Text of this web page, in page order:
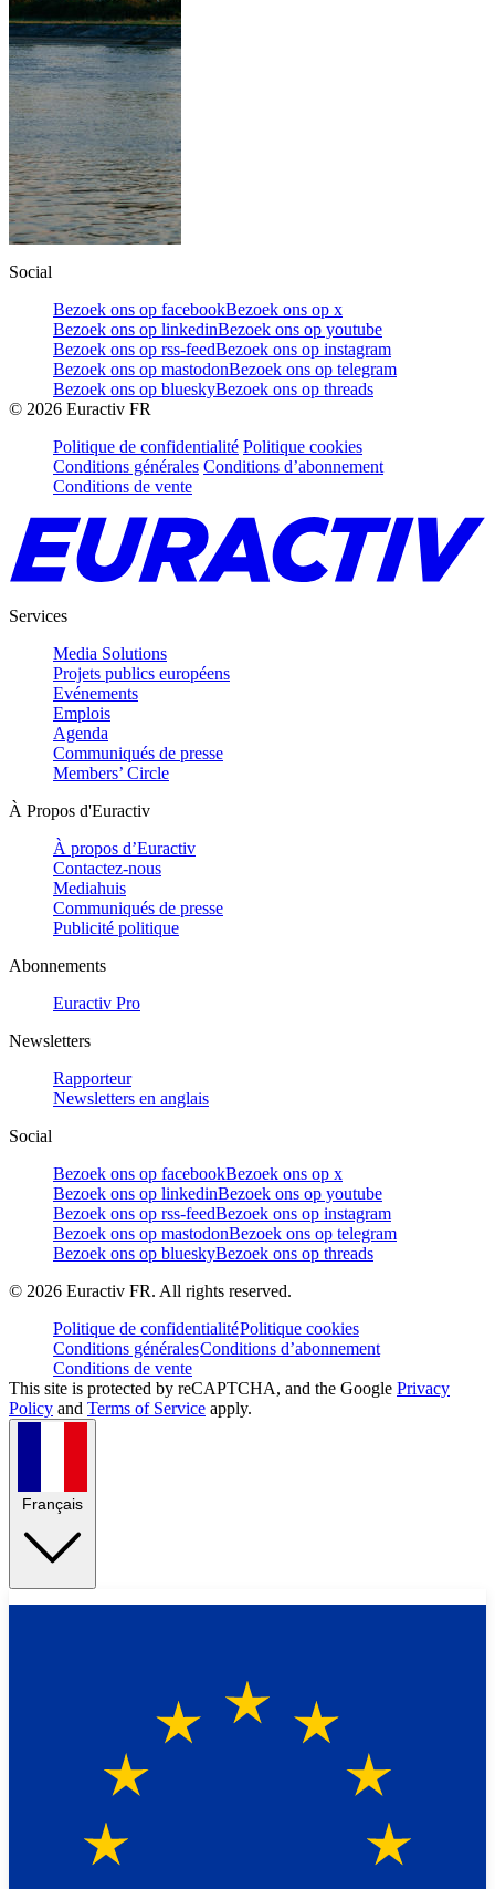
Social
Bezoek ons op facebookBezoek ons op x
Bezoek ons op linkedinBezoek ons op youtube
Bezoek ons op rss-feedBezoek ons op instagram
Bezoek ons op mastodonBezoek ons op telegram
Bezoek ons op blueskyBezoek ons op threads
© 2026 Euractiv FR
Politique de confidentialité Politique cookies
Conditions générales Conditions d’abonnement
Conditions de vente
Services
Media Solutions
Projets publics européens
Evénements
Emplois
Agenda
Communiqués de presse
Members’ Circle
À Propos d'Euractiv
À propos d’Euractiv
Contactez-nous
Mediahuis
Communiqués de presse
Publicité politique
Abonnements
Euractiv Pro
Newsletters
Rapporteur
Newsletters en anglais
Social
Bezoek ons op facebookBezoek ons op x
Bezoek ons op linkedinBezoek ons op youtube
Bezoek ons op rss-feedBezoek ons op instagram
Bezoek ons op mastodonBezoek ons op telegram
Bezoek ons op blueskyBezoek ons op threads
© 2026 Euractiv FR. All rights reserved.
Politique de confidentialitéPolitique cookies
Conditions généralesConditions d’abonnement
Conditions de vente
This site is protected by reCAPTCHA, and the Google Privacy
Policy and Terms of Service apply.
Français